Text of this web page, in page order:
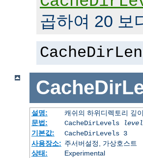
곱하여 20 보
설명:
캐쉬의 하위디렉토리 깊이.
문법:
CacheDirLevels
기본값:
CacheDirLevels 3
사용장소: 주서버설정, 가상호스트
상태:
Experimental